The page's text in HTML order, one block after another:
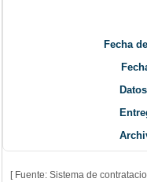
Fecha
[ Fuente: Sistema de